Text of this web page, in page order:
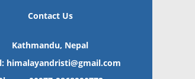
Contact Us
Kathmandu, Nepal
himalayandristi@gmail.com